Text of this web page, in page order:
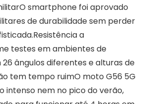
smartphone foi aprovado
de durabilidade sem perder
a
testes em ambientes de
ângulos diferentes e alturas de
tem tempo ruimO moto G56 5G
intenso nem no pico do verão,